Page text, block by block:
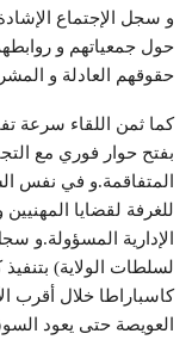
و سجل الإجتماع
حول جمعياتهم و
حقوقهم العادلة و
كما ثمن اللقاء سرعة
بفتح حوار فوري مع
المتفاقمة.و في نفس
للغرفة لقضايا
الإدارية المسؤولة.و
لسلطات الولاية)
كاسباراطا خلال أقرب
العويصة حتى يعود